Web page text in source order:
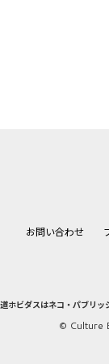
お問い合わせ
ホビダスはネコ・パブリッ
© Culture